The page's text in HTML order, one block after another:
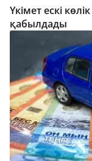
Үкімет ескі
қабылдады